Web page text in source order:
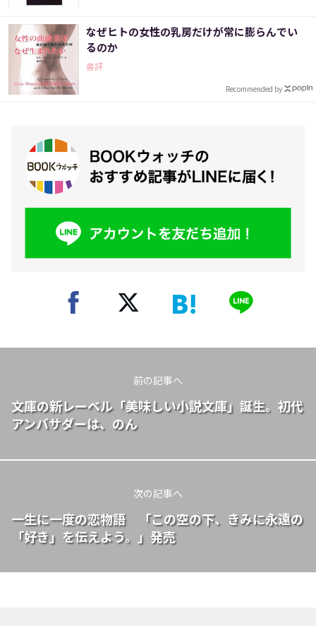
なぜヒトの女性の乳房だけが常に膨らんでい
るのか
書評
Recommended by
前の記事へ
文庫の新レーベル「美味しい小説文庫」誕生。初代
アンバサダーは、のん
次の記事へ
一生に一度の恋物語 「この空の下、きみに永遠の
「好き」を伝えよう。」発売